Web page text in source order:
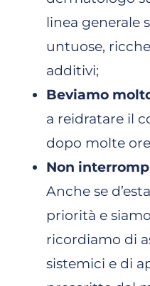
linea generale
untuose,
additivi;
Beviamo
a reidratare il
dopo molte
Non
Anche se
priorità e
ricordiamo di
sistemici e di